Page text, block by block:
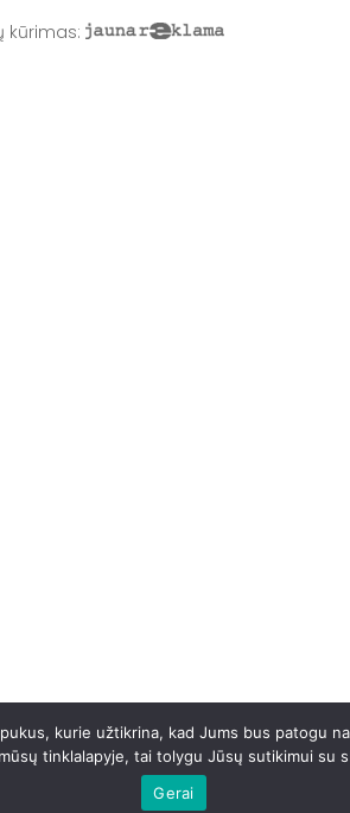
kūrimas:
kurie užtikrina, kad Jums bus patogu
tinklalapyje, tai tolygu Jūsų sutikimui su
Gerai